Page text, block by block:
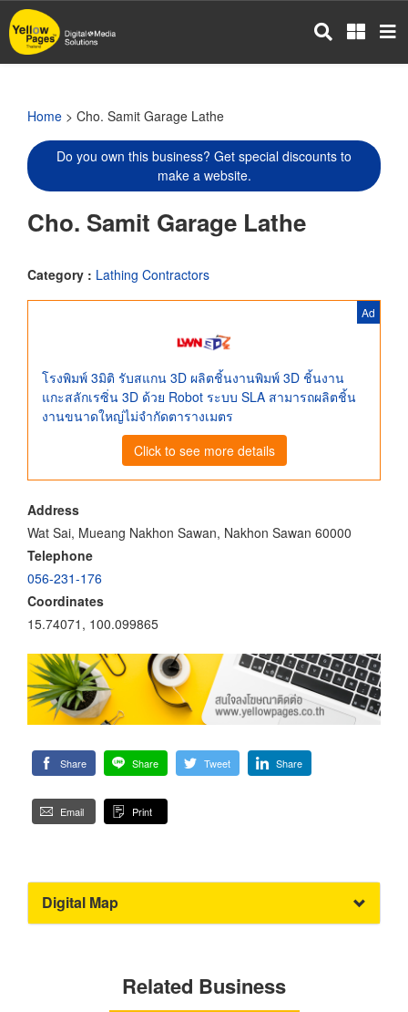
Skip
to
main
Home > Cho. Samit Garage Lathe
Do you own this business? Get special discounts to
make a website.
Cho. Samit Garage Lathe
Category : Lathing Contractors
Ad
โรงพิมพ์ 3มิติ รับสแกน 3D ผลิตชิ้นงานพิมพ์ 3D ชิ้นงาน
แกะสลักเรซิ่น 3D ด้วย Robot ระบบ SLA สามารถผลิตชิ้น
งานขนาดใหญ่ไม่จำกัดตารางเมตร
Click to see more details
Address
Wat Sai, Mueang Nakhon Sawan, Nakhon Sawan 60000
Telephone
056-231-176
Coordinates
15.74071, 100.099865
Share Share Tweet Share
Email Print
Digital Map
Related Business